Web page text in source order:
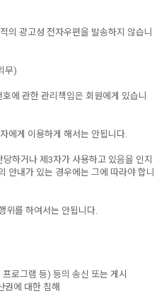
의 광고성 전자우편을 발송하지 않습니
무)
에 관한 관리책임은 회원에게 있습니
에게 이용하게 해서는 안됩니다.
하거나 제3자가 사용하고 있음을 인지
안내가 있는 경우에는 그에 따라야 합니
위를 하여서는 안됩니다.
로그램 등) 등의 송신 또는 게시
권에 대한 침해